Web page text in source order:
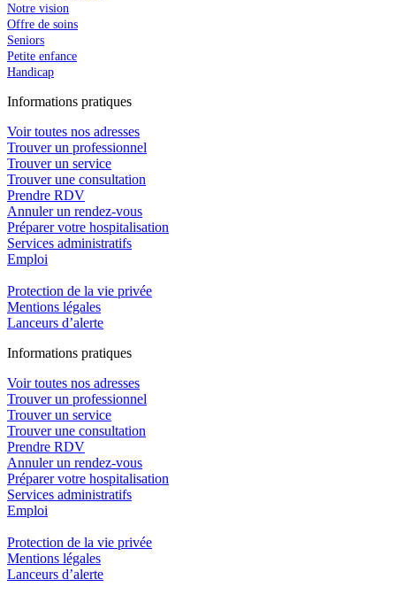
Notre vision
Offre de soins
Seniors
Petite enfance
Handicap
Informations pratiques
Voir toutes nos adresses
Trouver un professionnel
Trouver un service
Trouver une consultation
Prendre RDV
Annuler un rendez-vous
Préparer votre hospitalisation
Services administratifs
Emploi​
Protection de la vie privée
Mentions légales
Lanceurs d’alerte
Informations pratiques
Voir toutes nos adresses
Trouver un professionnel
Trouver un service
Trouver une consultation
Prendre RDV
Annuler un rendez-vous
Préparer votre hospitalisation
Services administratifs
Emploi​
Protection de la vie privée
Mentions légales
Lanceurs d’alerte